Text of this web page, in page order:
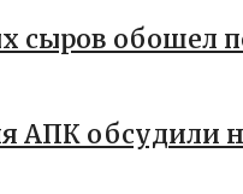
сыров обошел
АПК обсудили